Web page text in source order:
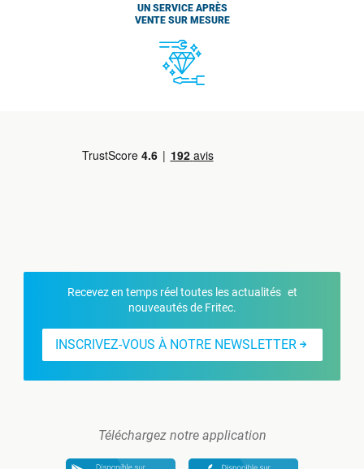
UN SERVICE APRÈS
VENTE SUR MESURE
Recevez en temps réel toutes les actualités et
nouveautés de Fritec.
INSCRIVEZ-VOUS À NOTRE NEWSLETTER
Téléchargez notre application